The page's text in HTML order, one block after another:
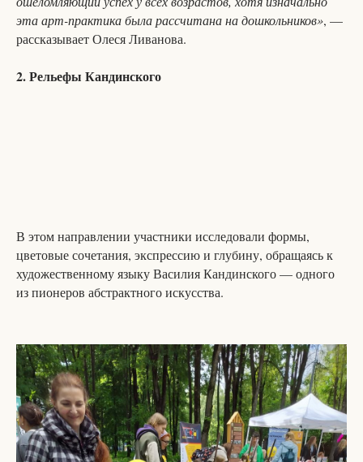
эта арт-практика была рассчитана на дошкольников», —
рассказывает Олеся Ливанова.
2. Рельефы Кандинского
В этом направлении участники исследовали формы,
цветовые сочетания, экспрессию и глубину, обращаясь к
художественному языку Василия Кандинского — одного
из пионеров абстрактного искусства.